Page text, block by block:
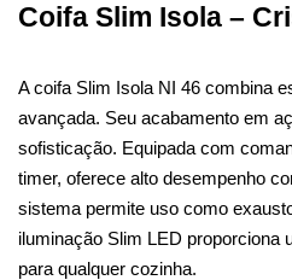
Coifa Slim Isola –
A coifa Slim Isola NI 46 combina
avançada. Seu acabamento em
sofisticação. Equipada com
timer, oferece alto desempenho
sistema permite uso como
iluminação Slim LED proporciona
para qualquer cozinha.